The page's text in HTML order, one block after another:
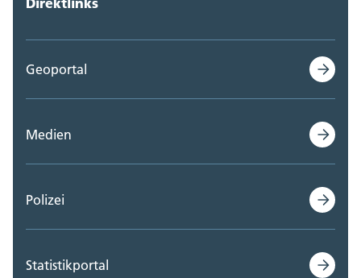
Geoportal
Medien
Polizei
Statistikportal